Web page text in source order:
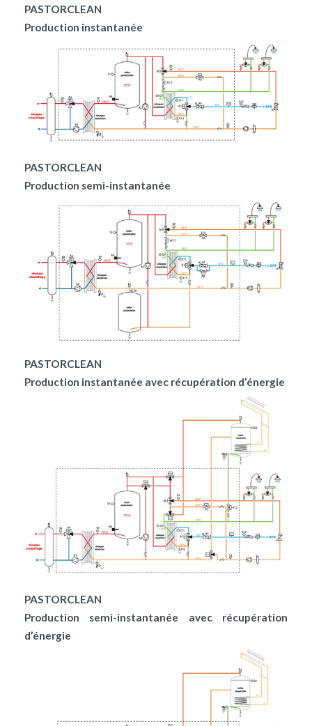
PASTORCLEAN
Production instantanée
PASTORCLEAN
Production semi-instantanée
PASTORCLEAN
Production instantanée avec récupération d’énergie
PASTORCLEAN
Production semi-instantanée avec récupération
d’énergie